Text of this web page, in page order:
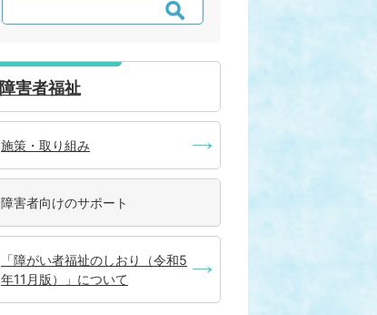
検
索
障害者福祉
施策・取り組み
障害者向けのサポート
「障がい者福祉のしおり（令和5
年11月版）」について